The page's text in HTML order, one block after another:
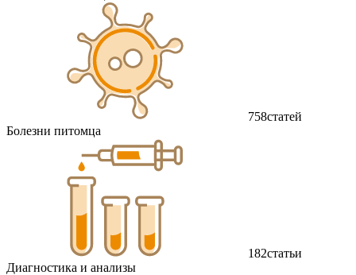
758статей
Болезни питомца
182статьи
Диагностика и анализы